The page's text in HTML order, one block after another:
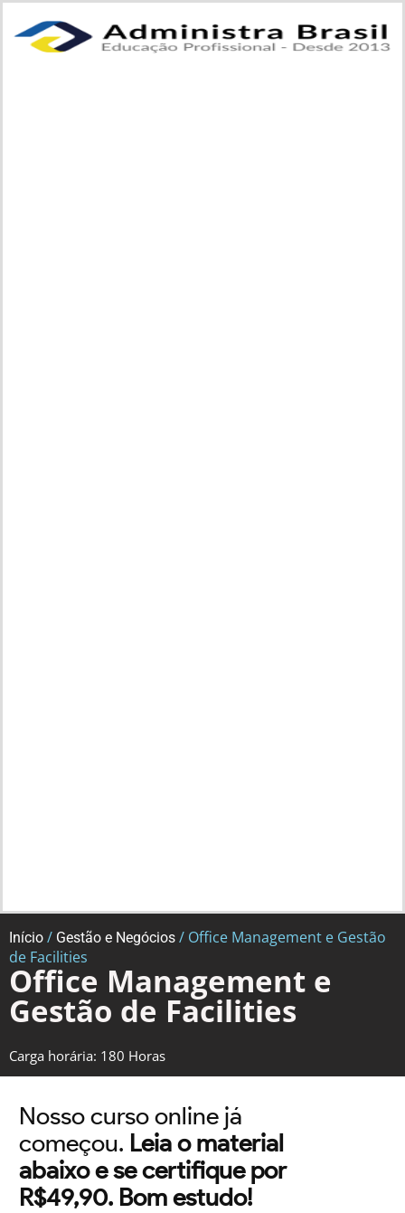
Início / Gestão e Negócios / Office Management e Gestão
de Facilities
Office Management e
Gestão de Facilities
Carga horária: 180 Horas
Nosso curso online já
começou. Leia o material
abaixo e se certifique por
R$49,90. Bom estudo!